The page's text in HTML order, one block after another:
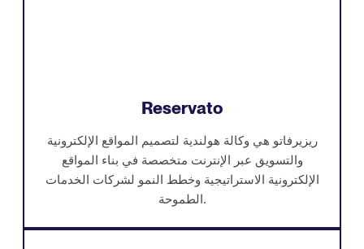
Reservato
ريزيرفاتو هي وكالة هولندية لتصميم المواقع الإلكترونية
والتسويق عبر الإنترنت متخصصة في بناء المواقع
الإلكترونية الاستراتيجية وخطط النمو لشركات الخدمات
الطموحة.